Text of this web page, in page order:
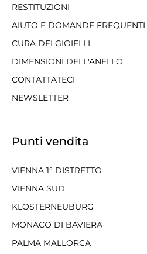
RESTITUZIONI
AIUTO E DOMANDE FREQUENTI
CURA DEI GIOIELLI
DIMENSIONI DELL'ANELLO
CONTATTATECI
NEWSLETTER
Punti vendita
VIENNA 1° DISTRETTO
VIENNA SUD
KLOSTERNEUBURG
MONACO DI BAVIERA
PALMA MALLORCA